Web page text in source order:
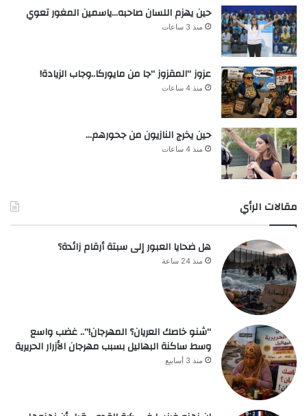
حين يهزم اللسان صاحبه…ياسمين المغور تعوي
منذ 3 ساعات
عزوز “المقزوز “جا من مايوركا..وجاب الزيادة!
منذ 4 ساعات
حين يخرج النازيون من جحورهم…
منذ 4 ساعات
مقالات الرأي
هل ضحايا العبور إلى سبتة أرقام زائدة؟
منذ 24 ساعة
“شنو خاصك العريان؟ المهرجان!”.. غضب واسع
وسط ساكنة البهاليل بسبب مهرجان الأزرار الحريرية
منذ 3 أسابيع